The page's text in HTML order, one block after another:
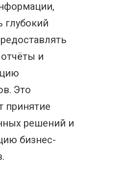
глубокий
и
Это
принятие
решений и
бизнес-